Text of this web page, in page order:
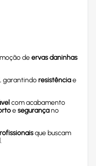
deervas daninhas
, garantindoresistênciae
com acabamento
esegurançano
que buscam
.